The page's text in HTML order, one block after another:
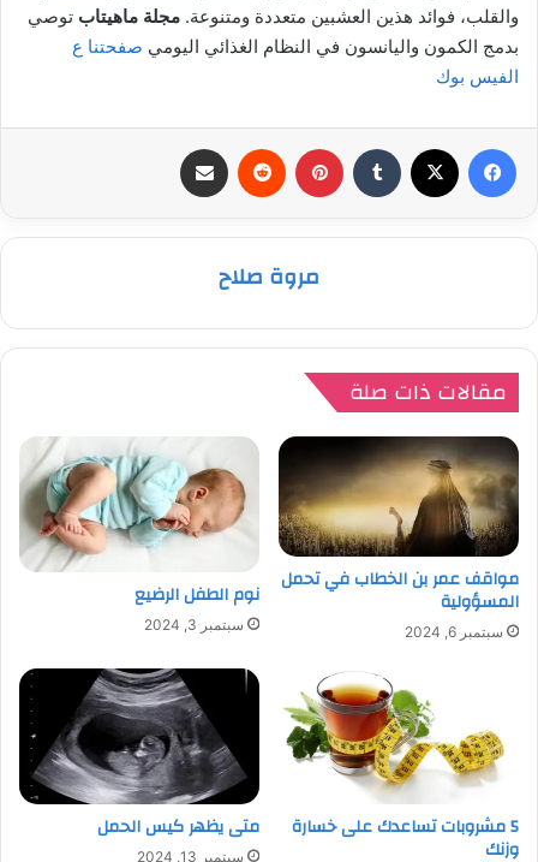
والقلب، فوائد هذين العشبين متعددة ومتنوعة. مجلة ماهيتاب توصي
بدمج الكمون واليانسون في النظام الغذائي اليومي صفحتنا ع
الفيس بوك
فيسبوك بينتيريست
مروة صلاح
مقالات ذات صلة
مواقف عمر بن الخطاب في تحمل
المسؤولية
سبتمبر 6, 2024
نوم الطفل الرضيع
سبتمبر 3, 2024
5 مشروبات تساعدك على خسارة
وزنك
متى يظهر كيس الحمل
سبتمبر 13, 2024